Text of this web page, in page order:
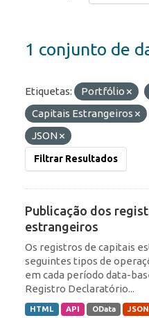
1 conjunto de
Etiquetas: Portfólio
Capitais Estrangeiros
JSON
Filtrar Resultados
Publicação dos
estrangeiros
Os registros de capitais
seguintes tipos de
em cada período data-
Registro Declaratório...
HTML API OData JSON